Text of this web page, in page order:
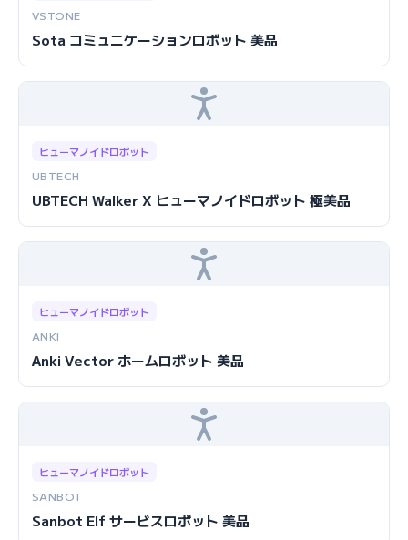
VSTONE
Sota コミュニケーションロボット 美品
ヒューマノイドロボット
UBTECH
UBTECH Walker X ヒューマノイドロボット 極美品
ヒューマノイドロボット
ANKI
Anki Vector ホームロボット 美品
ヒューマノイドロボット
SANBOT
Sanbot Elf サービスロボット 美品